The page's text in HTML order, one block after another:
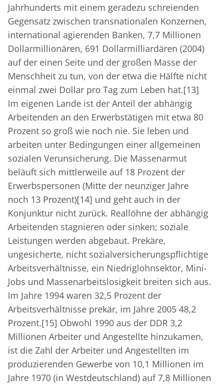
Jahrhunderts mit einem geradezu schreienden
Gegensatz zwischen transnationalen Konzernen,
international agierenden Banken, 7,7 Millionen
Dollarmillionären, 691 Dollarmilliardären (2004)
auf der einen Seite und der großen Masse der
Menschheit zu tun, von der etwa die Hälfte nicht
einmal zwei Dollar pro Tag zum Leben hat.[13]
Im eigenen Lande ist der Anteil der abhängig
Arbeitenden an den Erwerbstätigen mit etwa 80
Prozent so groß wie noch nie. Sie leben und
arbeiten unter Bedingungen einer allgemeinen
sozialen Verunsicherung. Die Massenarmut
beläuft sich mittlerweile auf 18 Prozent der
Erwerbspersonen (Mitte der neunziger Jahre
noch 13 Prozent)[14] und geht auch in der
Konjunktur nicht zurück. Reallöhne der abhängig
Arbeitenden stagnieren oder sinken; soziale
Leistungen werden abgebaut. Prekäre,
ungesicherte, nicht sozialversicherungspflichtige
Arbeitsverhältnisse, ein Niedriglohnsektor, Mini-
Jobs und Massenarbeitslosigkeit breiten sich aus.
Im Jahre 1994 waren 32,5 Prozent der
Arbeitsverhältnisse prekär, im Jahre 2005 48,2
Prozent.[15] Obwohl 1990 aus der DDR 3,2
Millionen Arbeiter und Angestellte hinzukamen,
ist die Zahl der Arbeiter und Angestellten im
produzierenden Gewerbe von 10,1 Millionen im
Jahre 1970 (in Westdeutschland) auf 7,8 Millionen